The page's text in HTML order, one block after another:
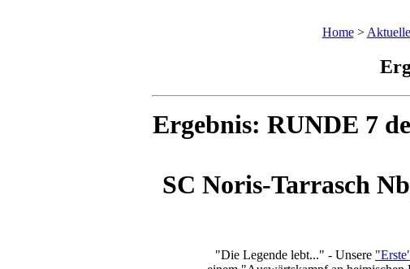
Home>
Ergebnis: RUNDE 7
SC Noris-Tarrasch
"Die Legende lebt..." - Unsere